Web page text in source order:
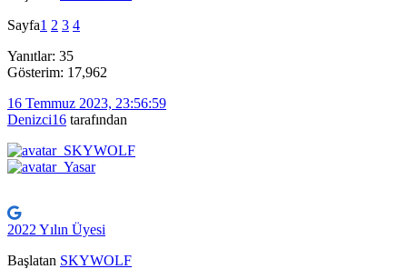
Sayfa1 2 3 4
Yanıtlar: 35
Gösterim: 17,962
16 Temmuz 2023, 23:56:59
Denizci16 tarafından
2022 Yılın Üyesi
Başlatan SKYWOLF